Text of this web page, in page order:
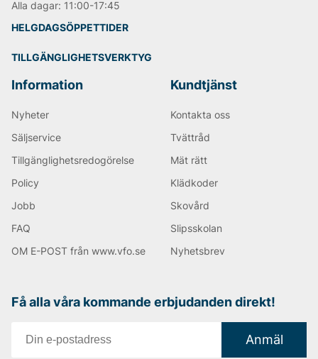
Alla dagar: 11:00-17:45
HELGDAGSÖPPETTIDER
TILLGÄNGLIGHETSVERKTYG
Information
Nyheter
Säljservice
Tillgänglighetsredogörelse
Policy
Jobb
FAQ
OM E-POST från www.vfo.se
Kundtjänst
Kontakta oss
Tvättråd
Mät rätt
Klädkoder
Skovård
Slipsskolan
Nyhetsbrev
Få alla våra kommande erbjudanden direkt!
Anmäl